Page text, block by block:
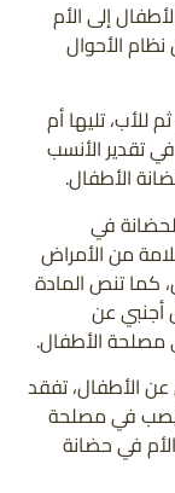
إلى الأم
وذلك استناداً إلى المادة 127 من نظام الأحوال
للأب، تليها أم
تقدير الأنسب
الأطفال.
الحضانة في
من الأمراض
كما تنص المادة
أجنبي عن
مصلحة الأطفال.
عن الأطفال، تفقد
يصب في مصلحة
في حضانة